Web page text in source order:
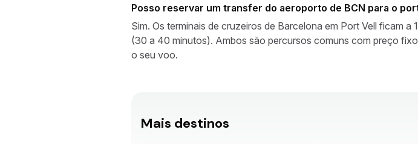
Posso reservar um transfer do aeroporto de BCN para o
Sim. Os terminais de cruzeiros de Barcelona em Port Vell ficam
(30 a 40 minutos). Ambos são percursos comuns com preço
o seu voo.
Mais destinos